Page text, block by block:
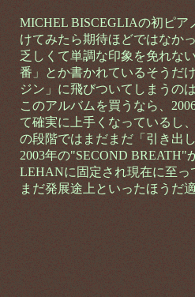
MICHEL BISCEGLIAの初ピア
けてみたら期待ほどではなか
乏しくて単調な印象を免れな
番」とか書かれているそうだ
ジン」に飛びついてしまうの
このアルバムを買うなら、
て確実に上手くなっているし
の段階ではまだまだ「引き出
2003年の"SECOND
LEHANに固定され現在に至
まだ発展途上といったほう